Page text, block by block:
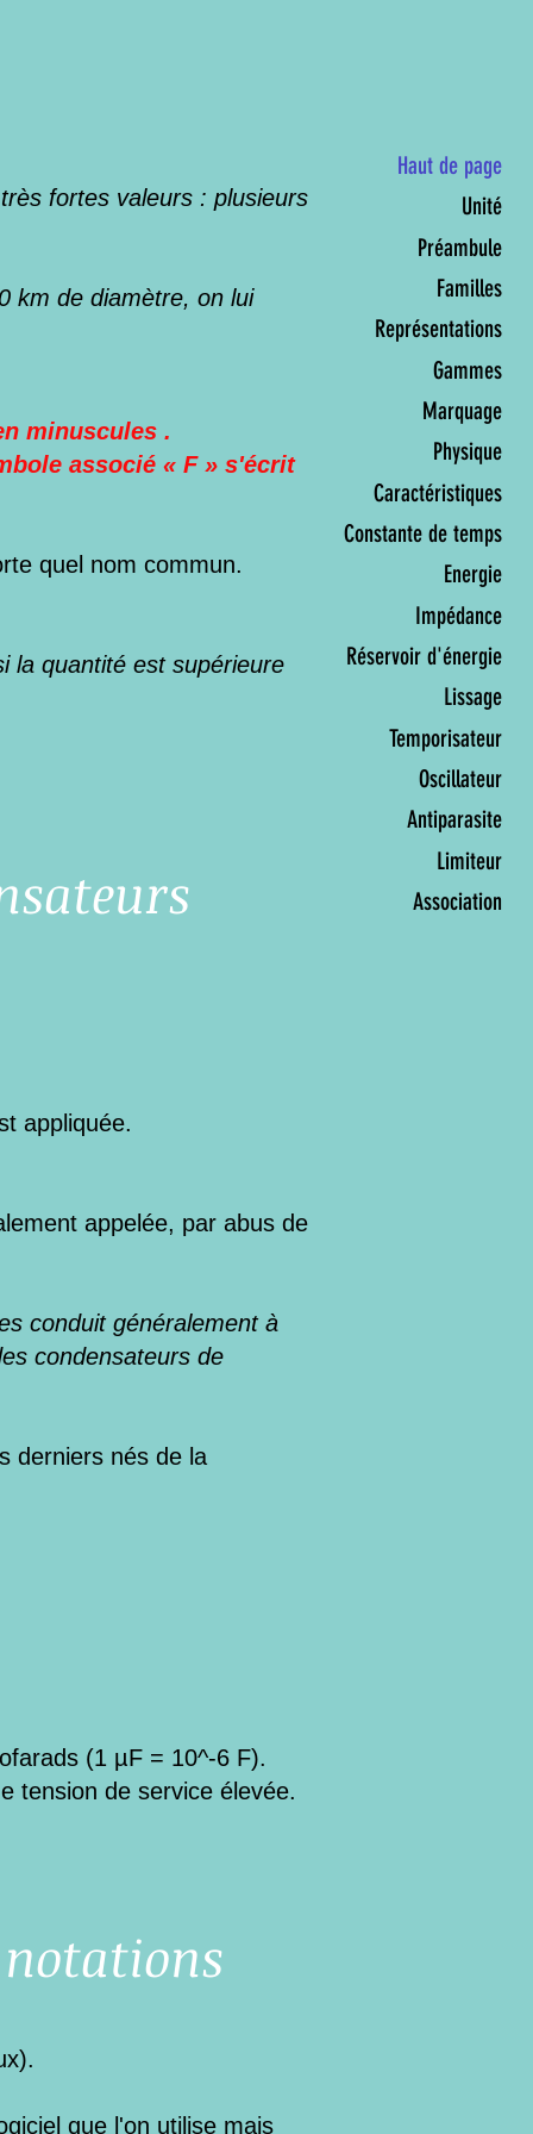
Haut de page
Unité
Préambule
Familles
Représentations
Gammes
Marquage
Physique
Caractéristiques
Constante de temps
Energie
Impédance
Réservoir d'énergie
Lissage
Temporisateur
Oscillateur
Antiparasite
Limiteur
Association
fortes valeurs : plusieurs
km de diamètre, on lui
minuscules .
associé « F » s'écrit
quel nom commun.
la quantité est supérieure
appliquée.
appelée, par abus de
conduit généralement à
condensateurs de
derniers nés de la
(1 µF = 10^-6 F).
tension de service élevée.
que l'on utilise mais